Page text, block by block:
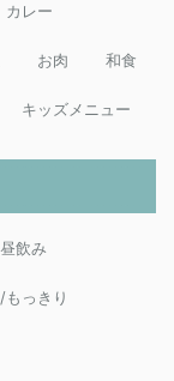
カレー
お肉 和食
キッズメニュー
昼飲み
っきり